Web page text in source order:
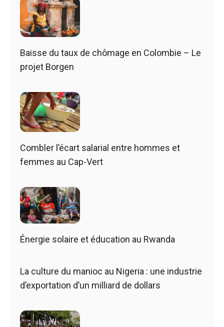
Baisse du taux de chômage en Colombie – Le
projet Borgen
Combler l’écart salarial entre hommes et
femmes au Cap-Vert
Énergie solaire et éducation au Rwanda
La culture du manioc au Nigeria : une industrie
d’exportation d’un milliard de dollars